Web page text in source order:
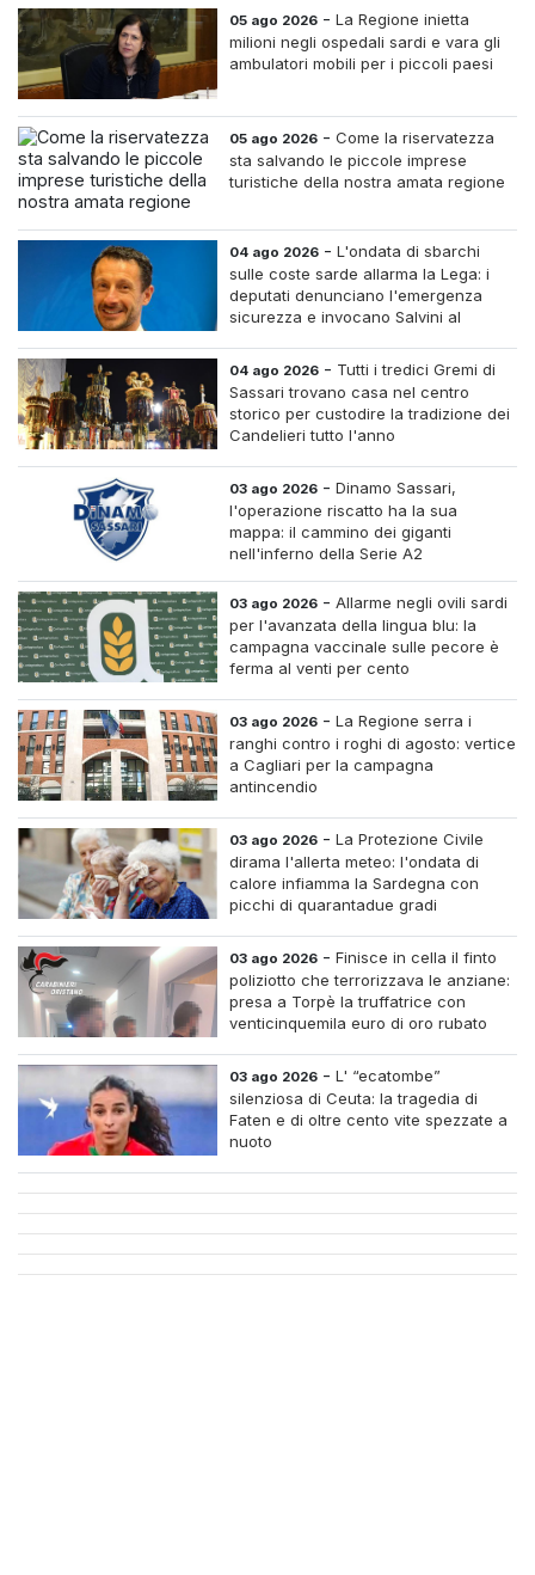
05 ago 2026 -La Regione inietta
milioni negli ospedali sardi e vara gli
ambulatori mobili per i piccoli paesi
05 ago 2026 -Come la riservatezza
sta salvando le piccole imprese
turistiche della nostra amata regione
04 ago 2026 -L'ondata di sbarchi
sulle coste sarde allarma la Lega: i
deputati denunciano l'emergenza
sicurezza e invocano Salvini al
04 ago 2026 - Tutti i tredici Gremi di
Sassari trovano casa nel centro
storico per custodire la tradizione dei
Candelieri tutto l'anno
03 ago 2026 -Dinamo Sassari,
l'operazione riscatto ha la sua
mappa: il cammino dei giganti
nell'inferno della Serie A2
03 ago 2026 -Allarme negli ovili sardi
per l'avanzata della lingua blu: la
campagna vaccinale sulle pecore è
ferma al venti per cento
03 ago 2026 -La Regione serra i
ranghi contro i roghi di agosto: vertice
a Cagliari per la campagna
antincendio
03 ago 2026 -La Protezione Civile
dirama l'allerta meteo: l'ondata di
calore infiamma la Sardegna con
picchi di quarantadue gradi
03 ago 2026 -Finisce in cella il finto
poliziotto che terrorizzava le anziane:
presa a Torpè la truffatrice con
venticinquemila euro di oro rubato
03 ago 2026 -L' “ecatombe”
silenziosa di Ceuta: la tragedia di
Faten e di oltre cento vite spezzate a
nuoto